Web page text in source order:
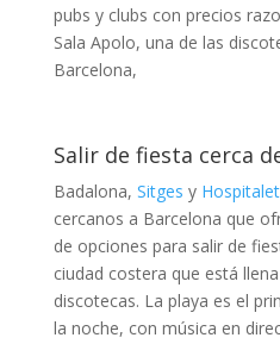
pubs y clubs con precios
Sala Apolo, una de las
Barcelona,
Salir de fiesta cerca
Badalona, Sitges y Hospitalet
cercanos a Barcelona que
de opciones para salir de
ciudad costera que está
discotecas. La playa es el
la noche, con música en